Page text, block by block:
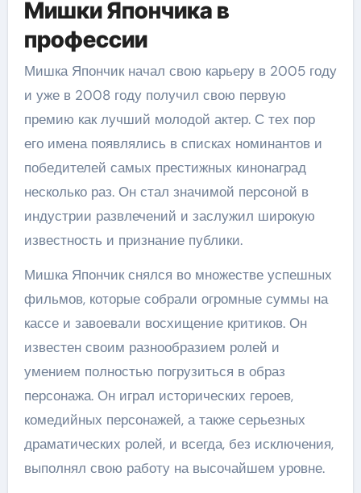
Мишки Япончика в
профессии
Мишка Япончик начал свою карьеру в 2005 году
и уже в 2008 году получил свою первую
премию как лучший молодой актер. С тех пор
его имена появлялись в списках номинантов и
победителей самых престижных кинонаград
несколько раз. Он стал значимой персоной в
индустрии развлечений и заслужил широкую
известность и признание публики.
Мишка Япончик снялся во множестве успешных
фильмов, которые собрали огромные суммы на
кассе и завоевали восхищение критиков. Он
известен своим разнообразием ролей и
умением полностью погрузиться в образ
персонажа. Он играл исторических героев,
комедийных персонажей, а также серьезных
драматических ролей, и всегда, без исключения,
выполнял свою работу на высочайшем уровне.